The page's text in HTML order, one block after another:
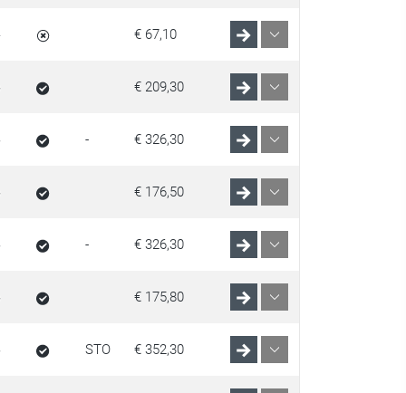
€ 67,10
€ 209,30
- € 326,30
€ 176,50
- € 326,30
€ 175,80
STO € 352,30